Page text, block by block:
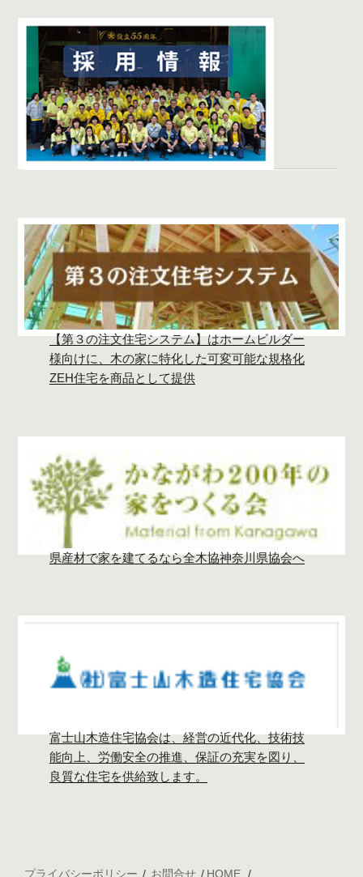
b
o
o
k
【第３の注文住宅システム】はホームビルダー
様向けに、木の家に特化した可変可能な規格化
ZEH住宅を商品として提供
県産材で家を建てるなら全木協神奈川県協会へ
富士山木造住宅協会は、経営の近代化、技術技
能向上、労働安全の推進、保証の充実を図り、
良質な住宅を供給致します。
プライバシーポリシー お問合せ HOME